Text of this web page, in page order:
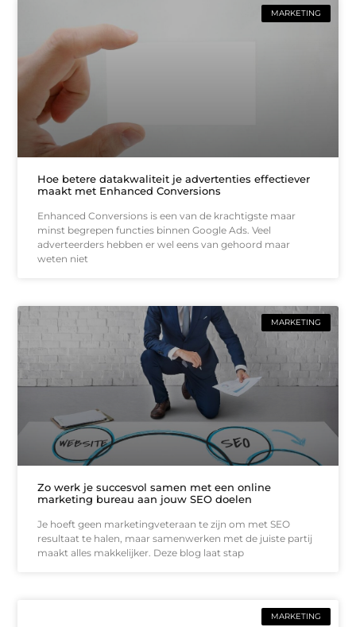
MARKETING
Hoe betere datakwaliteit je advertenties effectiever
maakt met Enhanced Conversions
Enhanced Conversions is een van de krachtigste maar
minst begrepen functies binnen Google Ads. Veel
adverteerders hebben er wel eens van gehoord maar
weten niet
MARKETING
Zo werk je succesvol samen met een online
marketing bureau aan jouw SEO doelen
Je hoeft geen marketingveteraan te zijn om met SEO
resultaat te halen, maar samenwerken met de juiste partij
maakt alles makkelijker. Deze blog laat stap
MARKETING